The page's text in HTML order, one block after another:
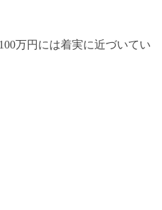
万円には着実に近づいてい